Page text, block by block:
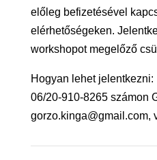
előleg befizetésével
elérhetőségeken.
workshopot megelőző
Hogyan lehet jelentkezni:
06/20-910-8265 számon
gorzo.kinga@gmail.com,